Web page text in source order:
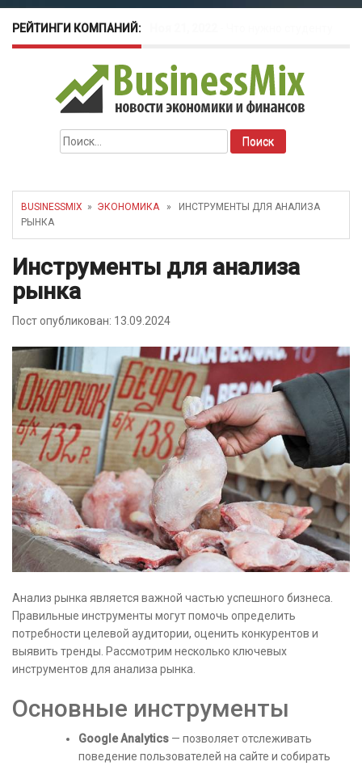
РЕЙТИНГИ КОМПАНИЙ:
amoCRM: лучшие инструменты для
бизнеса
-Курсовые колебания:
как защитить свой бизнес?
Найти:
BUSINESSMIX » ЭКОНОМИКА» ИНСТРУМЕНТЫ ДЛЯ АНАЛИЗА
РЫНКА
Инструменты для анализа
рынка
Пост опубликован: 13.09.2024
Анализ рынка является важной частью успешного бизнеса.
Правильные инструменты могут помочь определить
потребности целевой аудитории, оценить конкурентов и
выявить тренды. Рассмотрим несколько ключевых
инструментов для анализа рынка.
Основные инструменты
Google Analytics — позволяет отслеживать
поведение пользователей на сайте и собирать